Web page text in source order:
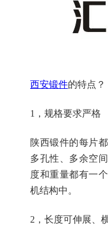
西安锻件的特点？
1，规格要求严格
陕西锻件的每片
多孔性、多余空
度和重量都有一
机结构中。
2，长度可伸展、